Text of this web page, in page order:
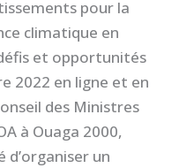
pour la
climatique en
et opportunités
2022 en ligne et en
des Ministres
à Ouaga 2000,
d’organiser un